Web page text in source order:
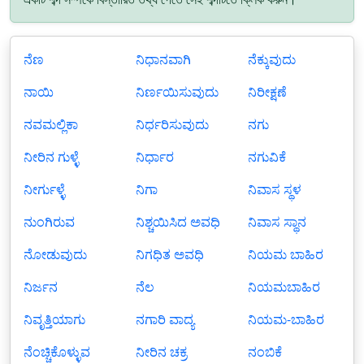
ನೆಣ
ನಾಯಿ
ನವಮಲ್ಲಿಕಾ
ನೀರಿನ ಗುಳ್ಳೆ
ನೀರ್ಗುಳ್ಳೆ
ನುಂಗಿರುವ
ನೋಡುವುದು
ನಿರ್ಜನ
ನಿವೃತ್ತಿಯಾಗು
ನೆಂಚ್ಚಿಕೊಳ್ಳುವ
ನಿಧಾನವಾಗಿ
ನಿರ್ಣಯಿಸುವುದು
ನಿರ್ಧರಿಸುವುದು
ನಿರ್ಧಾರ
ನಿಗಾ
ನಿಶ್ಚಯಿಸಿದ ಅವಧಿ
ನಿಗಧಿತ ಅವಧಿ
ನೆಲ
ನಗಾರಿ ವಾದ್ಯ
ನೀರಿನ ಚಕ್ರ
ನೆಕ್ಕುವುದು
ನಿರೀಕ್ಷಣೆ
ನಗು
ನಗುವಿಕೆ
ನಿವಾಸ ಸ್ಥಳ
ನಿವಾಸ ಸ್ಥಾನ
ನಿಯಮ ಬಾಹಿರ
ನಿಯಮಬಾಹಿರ
ನಿಯಮ-ಬಾಹಿರ
ನಂಬಿಕೆ